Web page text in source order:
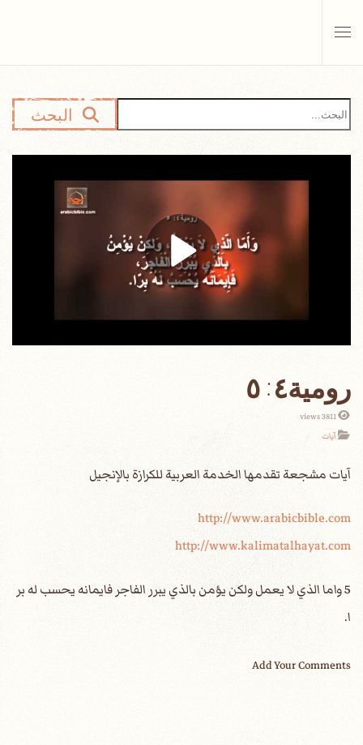
البحث
رومية٤: ٥
3811 views
آيات
http://www.arabicbible.com
http://www.kalimatalhayat.com
5 واما الذي لا يعمل ولكن يؤمن بالذي يبرر الفاجر فايمانه يحسب له بر
ا.
Add Your Comments